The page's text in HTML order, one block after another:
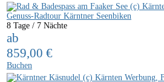
Genuss-Radtour Kärntner Seenbiken
8 Tage / 7 Nächte
ab
859,00 €
Buchen